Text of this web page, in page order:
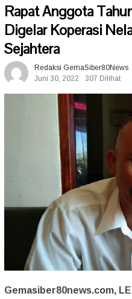
Rapat Anggota
Digelar Koperasi
Sejahtera
Redaksi GemaSiber80News
Juni 30, 2022
307 Dilihat
Gemasiber80news.com,